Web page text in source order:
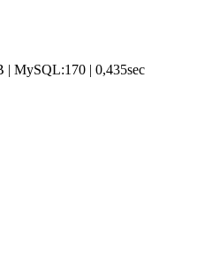
| MySQL:170 | 0,435sec